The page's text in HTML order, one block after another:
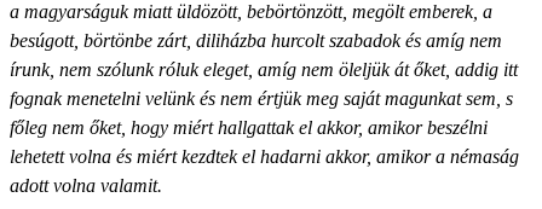
a magyarságuk miatt üldözött, bebörtönzött, megölt emberek, a
besúgott, börtönbe zárt, diliházba hurcolt szabadok és amíg nem
írunk, nem szólunk róluk eleget, amíg nem öleljük át őket, addig itt
fognak menetelni velünk és nem értjük meg saját magunkat sem, s
főleg nem őket, hogy miért hallgattak el akkor, amikor beszélni
lehetett volna és miért kezdtek el hadarni akkor, amikor a némaság
adott volna valamit.